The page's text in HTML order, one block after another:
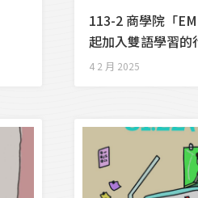
113-2 商學院「
起加入雙語學習的
4 2 月 2025